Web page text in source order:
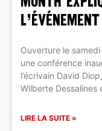
l’événement
Ouverture le
une conférence
l’écrivain David
Wilberte Dessalines
LIRE LA SUITE »